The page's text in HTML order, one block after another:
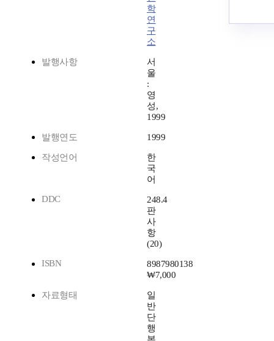
학
연
구
소
발행사항
서
울
:
영
성,
1999
발행연도 1999
작성언어
한
국
어
DDC
248.4
판
사
항
(20)
ISBN
8987980138
₩7,000
자료형태
일
반
단
행